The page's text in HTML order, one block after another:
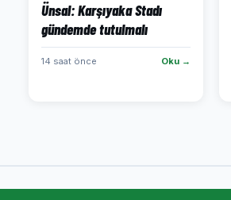
Ünsal: Karşıyaka Stadı
gündemde tutulmalı
14 saat önce Oku →